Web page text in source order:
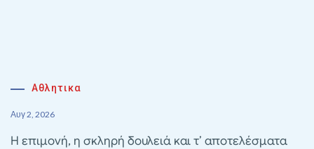
Αθλητικα
Αυγ 2, 2026
Η επιμονή, η σκληρή δουλειά και τ’ αποτελέσματα